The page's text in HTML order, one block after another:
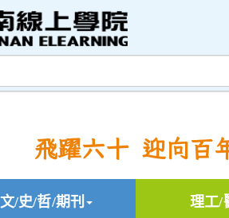
飛躍六十 迎向百
文/史/哲/期刊 理工/